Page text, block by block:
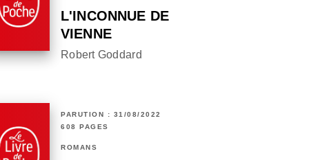
L'INCONNUE DE
VIENNE
Robert Goddard
PARUTION : 31/08/2022
608 PAGES
ROMANS